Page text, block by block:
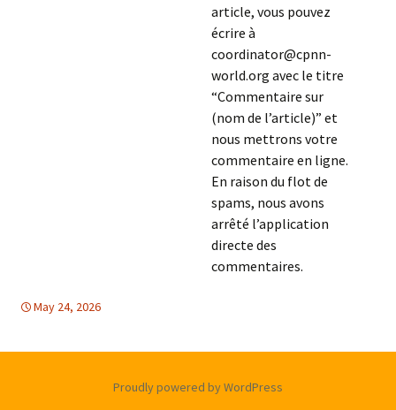
article, vous pouvez
écrire à
coordinator@cpnn-
world.org avec le titre
“Commentaire sur
(nom de l’article)” et
nous mettrons votre
commentaire en ligne.
En raison du flot de
spams, nous avons
arrêté l’application
directe des
commentaires.
May 24, 2026
Proudly powered by WordPress